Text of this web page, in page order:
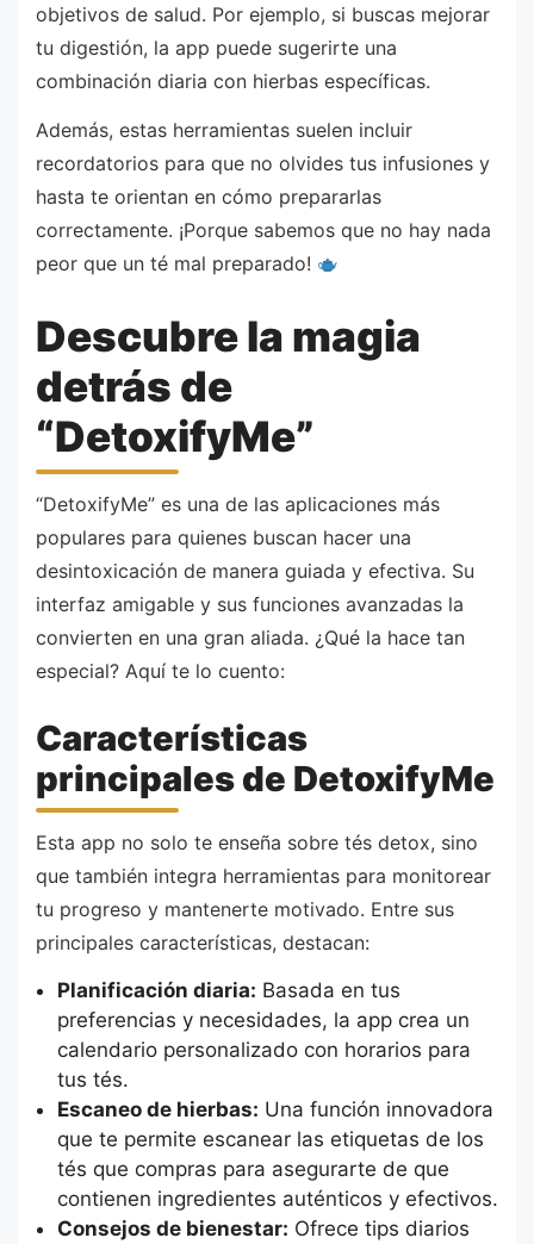
objetivos de salud. Por ejemplo, si buscas mejorar
tu digestión, la app puede sugerirte una
combinación diaria con hierbas específicas.
Además, estas herramientas suelen incluir
recordatorios para que no olvides tus infusiones y
hasta te orientan en cómo prepararlas
correctamente. ¡Porque sabemos que no hay nada
peor que un té mal preparado!
Descubre la magia
detrás de
“DetoxifyMe”
“DetoxifyMe” es una de las aplicaciones más
populares para quienes buscan hacer una
desintoxicación de manera guiada y efectiva. Su
interfaz amigable y sus funciones avanzadas la
convierten en una gran aliada. ¿Qué la hace tan
especial? Aquí te lo cuento:
Características
principales de DetoxifyMe
Esta app no solo te enseña sobre tés detox, sino
que también integra herramientas para monitorear
tu progreso y mantenerte motivado. Entre sus
principales características, destacan:
Planificación diaria: Basada en tus
preferencias y necesidades, la app crea un
calendario personalizado con horarios para
tus tés.
Escaneo de hierbas: Una función innovadora
que te permite escanear las etiquetas de los
tés que compras para asegurarte de que
contienen ingredientes auténticos y efectivos.
Consejos de bienestar: Ofrece tips diarios